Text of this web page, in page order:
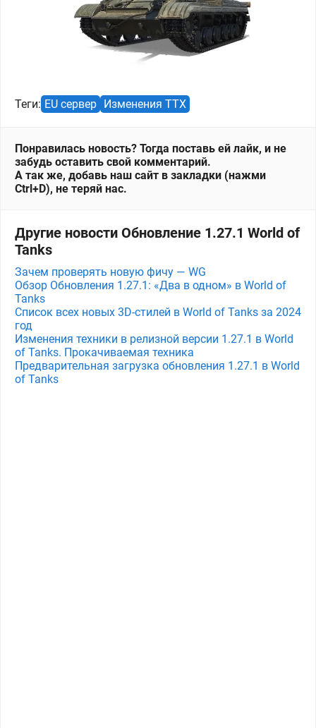
Теги: EU сервер Изменения ТТХ
Понравилась новость? Тогда поставь ей лайк, и не
забудь оставить свой комментарий.
А так же, добавь наш сайт в закладки (нажми
Ctrl+D), не теряй нас.
Другие новости Обновление 1.27.1 World of
Tanks
Зачем проверять новую фичу — WG
Обзор Обновления 1.27.1: «Два в одном» в World of
Tanks
Список всех новых 3D-стилей в World of Tanks за 2024
год
Изменения техники в релизной версии 1.27.1 в World
of Tanks. Прокачиваемая техника
Предварительная загрузка обновления 1.27.1 в World
of Tanks